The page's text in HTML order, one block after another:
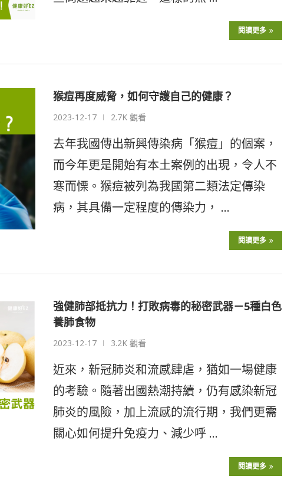
閱讀更多
猴痘再度威脅，如何守護自己的健康？
2023-12-17 2.7K 觀看
去年我國傳出新興傳染病「猴痘」的個案，
而今年更是開始有本土案例的出現，令人不
寒而慄。猴痘被列為我國第二類法定傳染
病，其具備一定程度的傳染力， …
閱讀更多
強健肺部抵抗力！打敗病毒的秘密武器－5種白色
養肺食物
2023-12-17 3.2K 觀看
近來，新冠肺炎和流感肆虐，猶如一場健康
的考驗。隨著出國熱潮持續，仍有感染新冠
肺炎的風險，加上流感的流行期，我們更需
關心如何提升免疫力、減少呼 …
閱讀更多